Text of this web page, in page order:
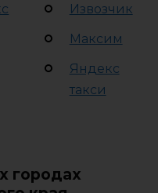
Извозчик
Максим
Яндекс
такси
городах